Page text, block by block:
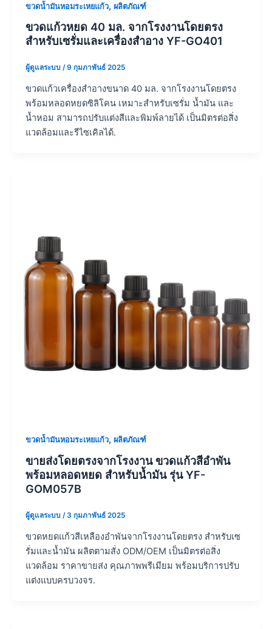
ขวดน้ำมันหอมระเหยแก้ว, ผลิตภัณฑ์
ขวดแก้วหยด 40 มล. จากโรงงานโดยตรง
สำหรับเซรั่มและเครื่องสำอาง YF-GO401
ผู้ดูแลระบบ /9 กุมภาพันธ์ 2025
ขวดแก้วเครื่องสำอางขนาด 40 มล. จากโรงงานโดยตรง
พร้อมหลอดหยดซิลิโคน เหมาะสำหรับเซรั่ม น้ำมัน และ
น้ำหอม สามารถปรับแต่งสีและพิมพ์ลายได้ เป็นมิตรต่อสิ่ง
แวดล้อมและรีไซเคิลได้.
ขวดน้ำมันหอมระเหยแก้ว, ผลิตภัณฑ์
ขายส่งโดยตรงจากโรงงาน ขวดแก้วสีอำพัน
พร้อมหลอดหยด สำหรับน้ำมัน รุ่น YF-
GOM057B
ผู้ดูแลระบบ /3 กุมภาพันธ์ 2025
ขวดหยดแก้วสีเหลืองอำพันจากโรงงานโดยตรง สำหรับเซ
รั่มและน้ำมัน ผลิตตามสั่ง ODM/OEM เป็นมิตรต่อสิ่ง
แวดล้อม ราคาขายส่ง คุณภาพพรีเมียม พร้อมบริการปรับ
แต่งแบบครบวงจร.